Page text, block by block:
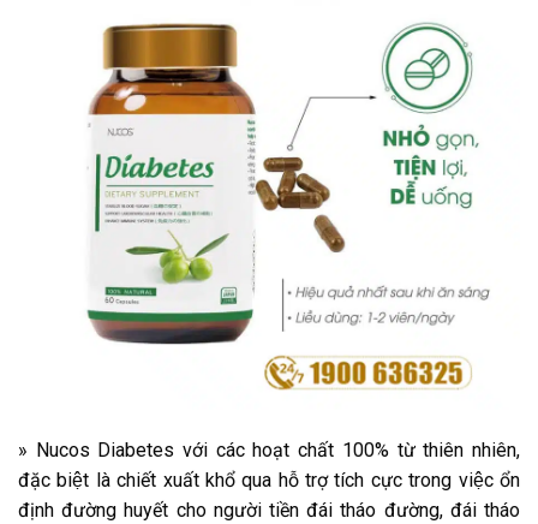
» Nucos Diabetes với các hoạt chất 100% từ thiên nhiên,
đặc biệt là chiết xuất khổ qua hỗ trợ tích cực trong việc ổn
định đường huyết cho người tiền đái tháo đường, đái tháo